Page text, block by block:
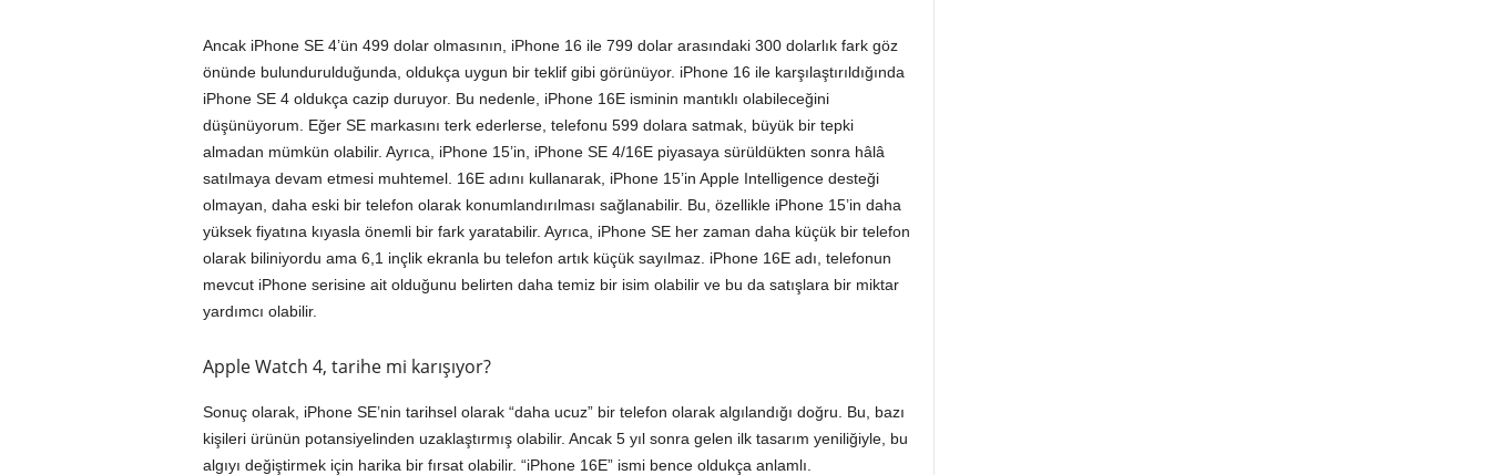
Ancak iPhone SE 4’ün 499 dolar olmasının, iPhone 16 ile 799 dolar arasındaki 300 dolarlık fark göz
önünde bulundurulduğunda, oldukça uygun bir teklif gibi görünüyor. iPhone 16 ile karşılaştırıldığında
iPhone SE 4 oldukça cazip duruyor. Bu nedenle, iPhone 16E isminin mantıklı olabileceğini
düşünüyorum. Eğer SE markasını terk ederlerse, telefonu 599 dolara satmak, büyük bir tepki
almadan mümkün olabilir. Ayrıca, iPhone 15’in, iPhone SE 4/16E piyasaya sürüldükten sonra hâlâ
satılmaya devam etmesi muhtemel. 16E adını kullanarak, iPhone 15’in Apple Intelligence desteği
olmayan, daha eski bir telefon olarak konumlandırılması sağlanabilir. Bu, özellikle iPhone 15’in daha
yüksek fiyatına kıyasla önemli bir fark yaratabilir. Ayrıca, iPhone SE her zaman daha küçük bir telefon
olarak biliniyordu ama 6,1 inçlik ekranla bu telefon artık küçük sayılmaz. iPhone 16E adı, telefonun
mevcut iPhone serisine ait olduğunu belirten daha temiz bir isim olabilir ve bu da satışlara bir miktar
yardımcı olabilir.
Apple Watch 4, tarihe mi karışıyor?
Sonuç olarak, iPhone SE’nin tarihsel olarak “daha ucuz” bir telefon olarak algılandığı doğru. Bu, bazı
kişileri ürünün potansiyelinden uzaklaştırmış olabilir. Ancak 5 yıl sonra gelen ilk tasarım yeniliğiyle, bu
algıyı değiştirmek için harika bir fırsat olabilir. “iPhone 16E” ismi bence oldukça anlamlı.